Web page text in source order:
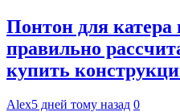
Понтон для катера
правильно
купить
Alex5 дней тому назад 0